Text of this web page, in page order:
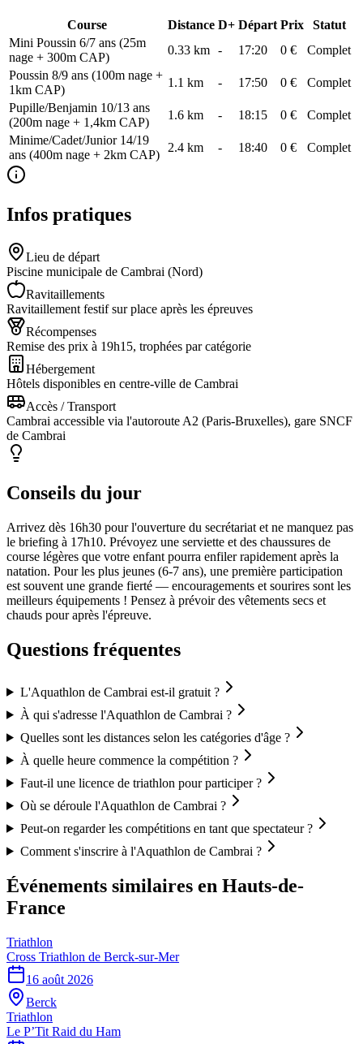
Course Distance D+ Départ Prix
Statut
Mini Poussin 6/7 ans (25m
nage + 300m CAP)
0.33 km - 17:20 0 €
Complet
Poussin 8/9 ans (100m nage +
1km CAP)
1.1 km - 17:50 0 €
Complet
Pupille/Benjamin 10/13 ans
(200m nage + 1,4km CAP)
1.6 km - 18:15 0 €
Complet
Minime/Cadet/Junior 14/19
ans (400m nage + 2km CAP)
2.4 km - 18:40 0 € Complet
Infos pratiques
Lieu de départ
Piscine municipale de Cambrai (Nord)
Ravitaillements
Ravitaillement festif sur place après les épreuves
Récompenses
Remise des prix à 19h15, trophées par catégorie
Hébergement
Hôtels disponibles en centre-ville de Cambrai
Accès / Transport
Cambrai accessible via l'autoroute A2 (Paris-Bruxelles), gare SNCF
de Cambrai
Conseils du jour
Arrivez dès 16h30 pour l'ouverture du secrétariat et ne manquez pas
le briefing à 17h10. Prévoyez une serviette et des chaussures de
course légères que votre enfant pourra enfiler rapidement après la
natation. Pour les plus jeunes (6-7 ans), une première participation
est souvent une grande fierté — encouragements et sourires sont les
meilleurs équipements ! Pensez à prévoir des vêtements secs et
chauds pour après l'épreuve.
Questions fréquentes
L'Aquathlon de Cambrai est-il gratuit ?
À qui s'adresse l'Aquathlon de Cambrai ?
Quelles sont les distances selon les catégories d'âge ?
À quelle heure commence la compétition ?
Faut-il une licence de triathlon pour participer ?
Où se déroule l'Aquathlon de Cambrai ?
Peut-on regarder les compétitions en tant que spectateur ?
Comment s'inscrire à l'Aquathlon de Cambrai ?
Événements similaires en Hauts-de-
France
Triathlon
Cross Triathlon de Berck-sur-Mer
16 août 2026
Berck
Triathlon
Le P’Tit Raid du Ham